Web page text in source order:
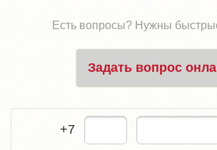
Задать вопрос
Есть вопросы? Нужны
+7